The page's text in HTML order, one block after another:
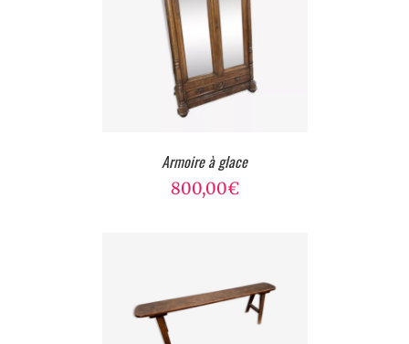
Armoire à glace
800,00€